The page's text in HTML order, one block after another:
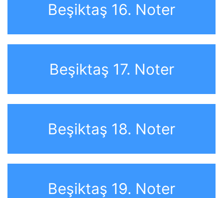
Beşiktaş 16. Noter
Beşiktaş 17. Noter
Beşiktaş 18. Noter
Beşiktaş 19. Noter